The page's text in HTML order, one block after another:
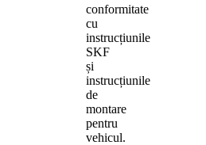
conformitate
cu
instrucțiunile
SKF
și
instrucțiunile
de
montare
pentru
vehicul.